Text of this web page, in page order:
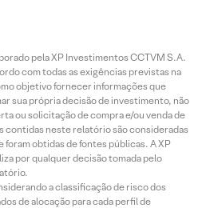
pela XP Investimentos CCTVM S.A.
com todas as exigências previstas na
objetivo fornecer informações que
sua própria decisão de investimento, não
ou solicitação de compra e/ou venda de
contidas neste relatório são consideradas
foram obtidas de fontes públicas. A XP
por qualquer decisão tomada pelo
a classificação de risco dos
de alocação para cada perfil de